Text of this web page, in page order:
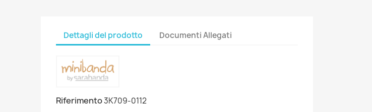
Dettagli del prodotto Documenti Allegati
Riferimento3K709-0112